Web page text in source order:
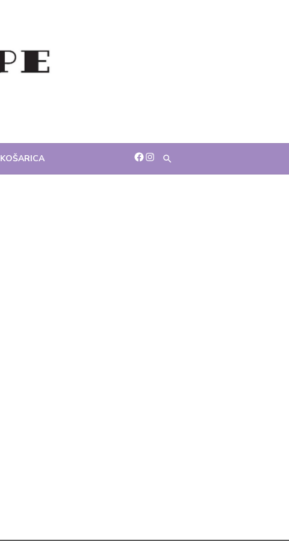
KOŠARICA facebookInstagram